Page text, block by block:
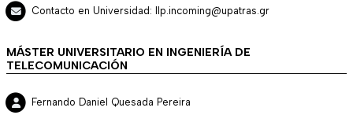
Contacto en Universidad: llp.incoming@upatras.gr
MÁSTER UNIVERSITARIO EN INGENIERÍA DE
TELECOMUNICACIÓN
Fernando Daniel Quesada Pereira